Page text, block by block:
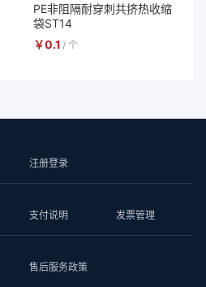
PE非阻隔耐穿刺共挤热收缩
袋ST14
￥0.1 / 个
注册登录
支付说明 发票管理
售后服务政策